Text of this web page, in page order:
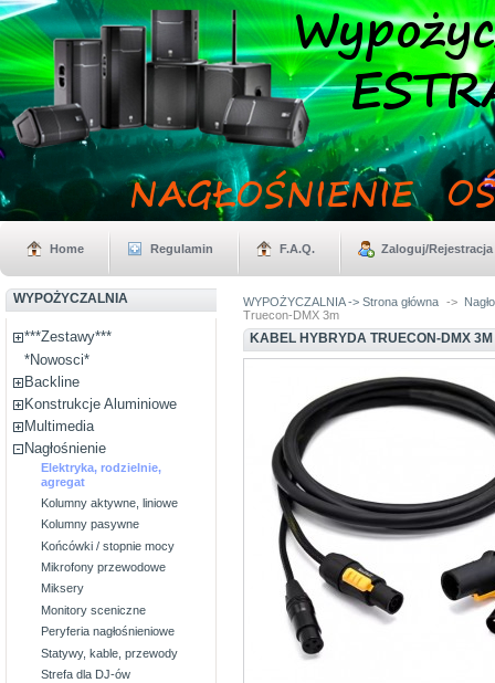
Home Regulamin F.A.Q. Zaloguj/Rejestracja
WYPOŻYCZALNIA
***Zestawy***
*Nowosci*
Backline
Konstrukcje Aluminiowe
Multimedia
Nagłośnienie
Elektryka, rodzielnie,
agregat
Kolumny aktywne, liniowe
Kolumny pasywne
Końcówki / stopnie mocy
Mikrofony przewodowe
Miksery
Monitory sceniczne
Peryferia nagłośnieniowe
Statywy, kable, przewody
Strefa dla DJ-ów
WYPOŻYCZALNIA -> Strona główna ->
Truecon-DMX 3m
KABEL HYBRYDA TRUECON-DMX 3M